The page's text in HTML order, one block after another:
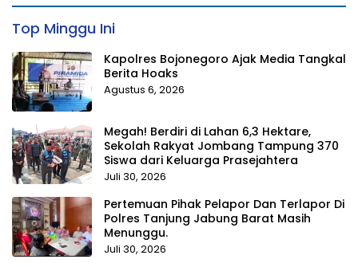
Top Minggu Ini
Kapolres Bojonegoro Ajak Media Tangkal
Berita Hoaks
Agustus 6, 2026
Megah! Berdiri di Lahan 6,3 Hektare,
Sekolah Rakyat Jombang Tampung 370
Siswa dari Keluarga Prasejahtera
Juli 30, 2026
Pertemuan Pihak Pelapor Dan Terlapor Di
Polres Tanjung Jabung Barat Masih
Menunggu.
Juli 30, 2026